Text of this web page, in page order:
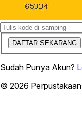
DAFTAR SEKARANG
Sudah Punya Akun?
© 2026